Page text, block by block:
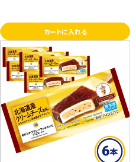
カートに入れる